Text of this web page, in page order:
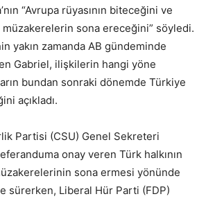
“Avrupa rüyasının biteceğini ve
müzakerelerin sona ereceğini” söyledi.
yakın zamanda AB gündeminde
Gabriel, ilişkilerin hangi yöne
bundan sonraki dönemde Türkiye
açıkladı.
Partisi (CSU) Genel Sekreteri
onay veren Türk halkının
sona ermesi yönünde
sürerken, Liberal Hür Parti (FDP)